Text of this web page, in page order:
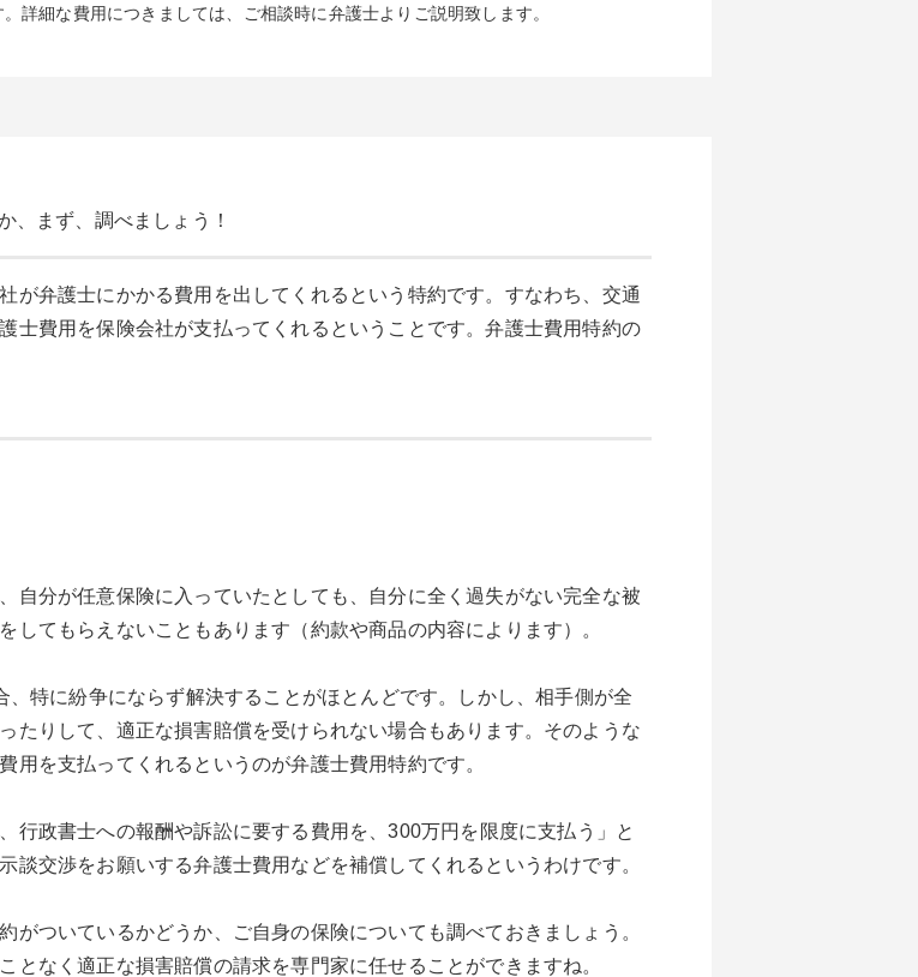
詳細な費用につきましては、ご相談時に弁護士よりご説明致します。
、まず、調べましょう！
が弁護士にかかる費用を出してくれるという特約です。すなわち、交通
士費用を保険会社が支払ってくれるということです。弁護士費用特約の
自分が任意保険に入っていたとしても、自分に全く過失がない完全な被
してもらえないこともあります（約款や商品の内容によります）。
特に紛争にならず解決することがほとんどです。しかし、相手側が全
たりして、適正な損害賠償を受けられない場合もあります。そのような
を支払ってくれるというのが弁護士費用特約です。
行政書士への報酬や訴訟に要する費用を、300万円を限度に支払う」と
談交渉をお願いする弁護士費用などを補償してくれるというわけです。
がついているかどうか、ご自身の保険についても調べておきましょう。
となく適正な損害賠償の請求を専門家に任せることができますね。